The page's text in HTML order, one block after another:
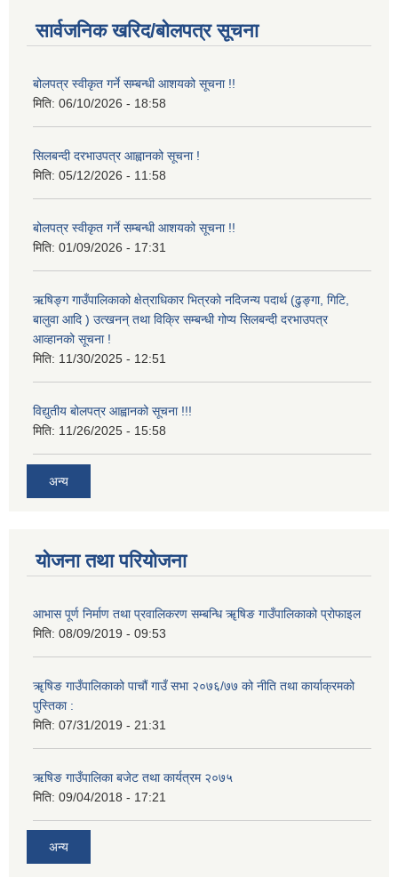
सार्वजनिक खरिद/बोलपत्र सूचना
बोलपत्र स्वीकृत गर्ने सम्बन्धी आशयको सूचना !!
मिति: 06/10/2026 - 18:58
सिलबन्दी दरभाउपत्र आह्वानको सूचना !
मिति: 05/12/2026 - 11:58
बोलपत्र स्वीकृत गर्ने सम्बन्धी आशयको सूचना !!
मिति: 01/09/2026 - 17:31
ऋषिङ्ग गाउँपालिकाको क्षेत्राधिकार भित्रको नदिजन्य पदार्थ (ढुङ्गा, गिटि,
बालुवा आदि ) उत्खनन् तथा विक्रि सम्बन्धी गोप्य सिलबन्दी दरभाउपत्र
आव्हानको सूचना !
मिति: 11/30/2025 - 12:51
विद्युतीय बोलपत्र आह्वानको सूचना !!!
मिति: 11/26/2025 - 15:58
अन्य
योजना तथा परियोजना
आभास पूर्ण निर्माण तथा प्रवालिकरण सम्बन्धि ॠषिङ गाउँपालिकाको प्रोफाइल
मिति: 08/09/2019 - 09:53
ॠषिङ गाउँपालिकाको पाचौं गाउँ सभा २०७६/७७ को नीति तथा कार्याक्रमको
पुस्तिका :
मिति: 07/31/2019 - 21:31
ऋषिङ गाउँपालिका बजेट तथा कार्यत्रम २०७५
मिति: 09/04/2018 - 17:21
अन्य